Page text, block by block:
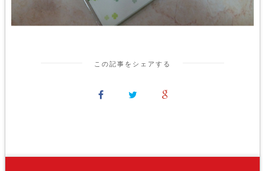
この記事をシェアする